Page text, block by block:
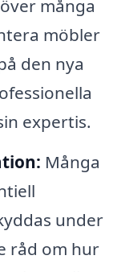
många
möbler
den nya
expertis.
Många
under
råd om hur